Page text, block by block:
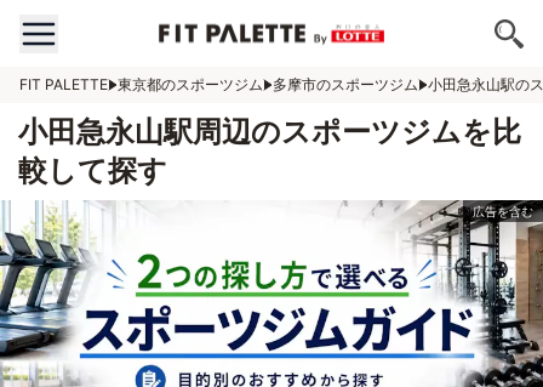
FIT PALETTE 東京都のスポーツジム 多摩市のスポーツジム 小田急永山駅の
小田急永山駅周辺のスポーツジムを比
較して探す